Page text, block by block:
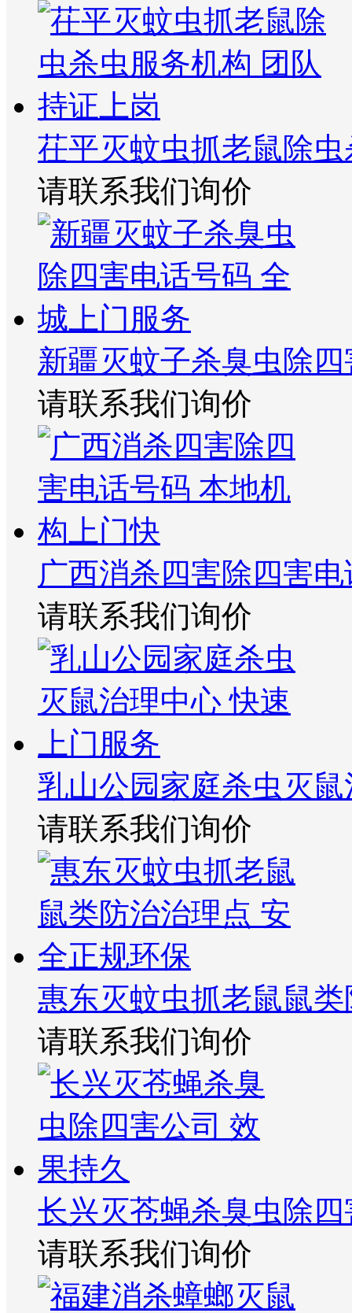
茌平灭蚊虫抓老鼠除
请联系我们询价
新疆灭蚊子杀臭虫除
请联系我们询价
广西消杀四害除四害
请联系我们询价
乳山公园家庭杀虫灭
请联系我们询价
惠东灭蚊虫抓老鼠鼠
请联系我们询价
长兴灭苍蝇杀臭虫除
请联系我们询价